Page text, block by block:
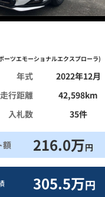
ーツエモーショナルエクスプローラ)
年式
2022年12月
走行距離
42,598km
入札数
35件
額 216.0万円
305.5万円